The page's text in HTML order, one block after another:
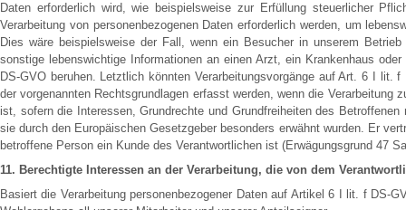
Daten erforderlich wird, wie beispielsweise zur Erfüllung steuerlicher
Verarbeitung von personenbezogenen Daten erforderlich werden, um
Dies wäre beispielsweise der Fall, wenn ein Besucher in unserem
sonstige lebenswichtige Informationen an einen Arzt, ein Krankenhaus
DS-GVO beruhen. Letztlich könnten Verarbeitungsvorgänge auf Art. 6 I lit.
der vorgenannten Rechtsgrundlagen erfasst werden, wenn die
ist, sofern die Interessen, Grundrechte und Grundfreiheiten des
sie durch den Europäischen Gesetzgeber besonders erwähnt wurden. Er
betroffene Person ein Kunde des Verantwortlichen ist (Erwägungsgrund 47
11. Berechtigte Interessen an der Verarbeitung, die von dem
Basiert die Verarbeitung personenbezogener Daten auf Artikel 6 I lit. f DS-